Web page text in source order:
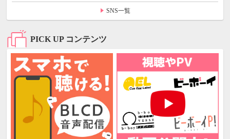
SNS一覧
PICK UP コンテンツ